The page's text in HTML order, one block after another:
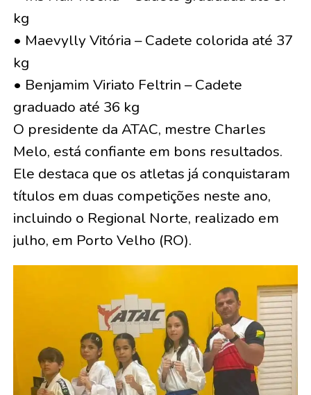
kg
• Maevylly Vitória – Cadete colorida até 37
kg
• Benjamim Viriato Feltrin – Cadete
graduado até 36 kg
O presidente da ATAC, mestre Charles
Melo, está confiante em bons resultados.
Ele destaca que os atletas já conquistaram
títulos em duas competições neste ano,
incluindo o Regional Norte, realizado em
julho, em Porto Velho (RO).